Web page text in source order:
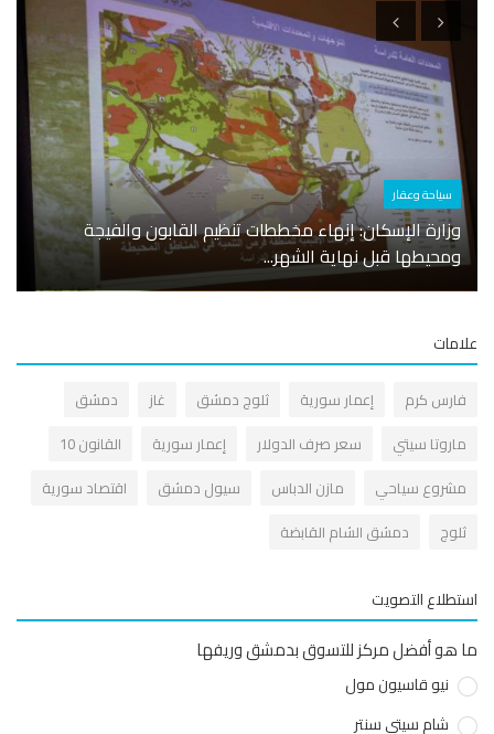
سياحة وعقار
وزارة الإسكان: إنهاء مخططات تنظيم القابون والفيجة
ومحيطها قبل نهاية الشهر...
كرم إعمار سورية ثلوج دمشق غاز
دمشق
سيتي
سعر صرف الدولار إعمار سورية
القانون 10
سياحي
مازن الدباس سيول دمشق
اقتصاد سورية
دمشق الشام القابضة
التصويت
أفضل مركز للتسوق بدمشق وريفها
نيو قاسيون مول
شام سيتي سنتر